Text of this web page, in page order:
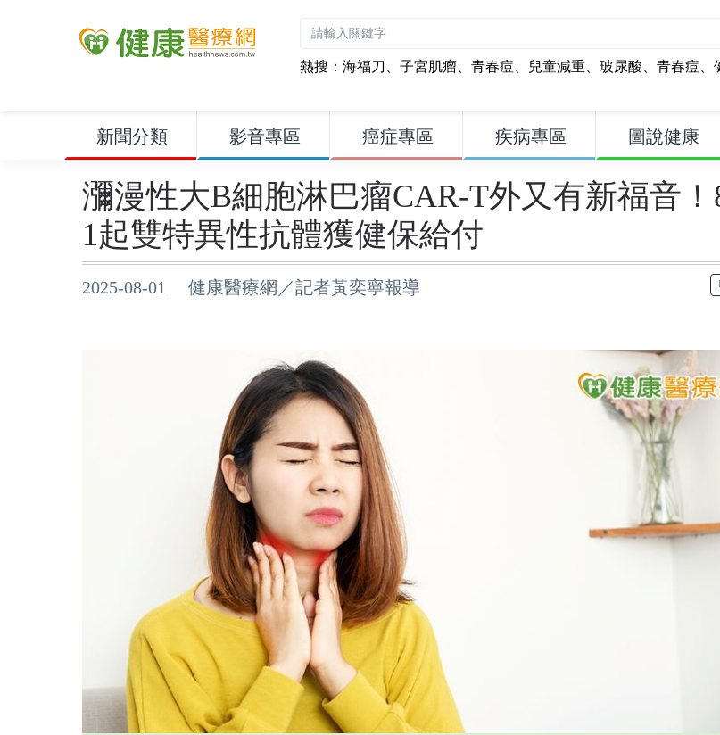
熱搜： 海福刀 、 子宮肌瘤、 青春痘、 兒童減重、 玻尿酸、 青春痘、
新聞分類 影音專區 癌症專區 疾病專區 圖說健康
瀰漫性大B細胞淋巴瘤CAR-T外又有新福音！
1起雙特異性抗體獲健保給付
2025-08-01 健康醫療網／記者黃奕寧報導